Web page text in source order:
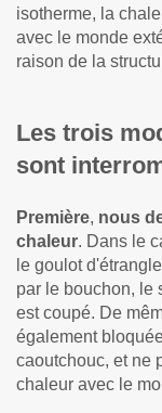
isotherme, la
avec le monde
raison de la
Les trois
sont
Première, nous
chaleur. Dans le
le goulot
par le bouchon, le
est coupé. De
également
caoutchouc, et ne
chaleur avec le